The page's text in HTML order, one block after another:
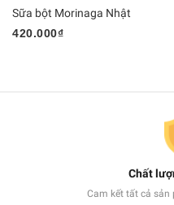
Sữa bột Morinaga Nhật
420.000₫
Chất
Cam kết tất cả sản